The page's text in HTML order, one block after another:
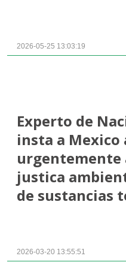
2026-05-25 13:03:19
Experto de
insta a Mexico
urgentemente
justica
de sustancias
2026-03-20 13:55:51